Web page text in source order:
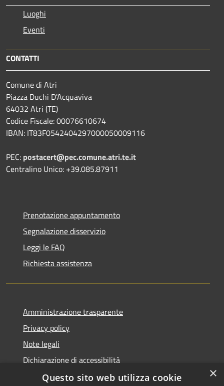
Luoghi
Eventi
CONTATTI
Comune di Atri
Piazza Duchi D'Acquaviva
64032 Atri (TE)
Codice Fiscale: 00076610674
IBAN: IT83F0542404297000050009116
PEC: postacert@pec.comune.atri.te.it
Centralino Unico: +39.085.87911
Prenotazione appuntamento
Segnalazione disservizio
Leggi le FAQ
Richiesta assistenza
Amministrazione trasparente
Privacy policy
Note legali
Dichiarazione di accessibilità
×
Questo sito web utilizza cookie